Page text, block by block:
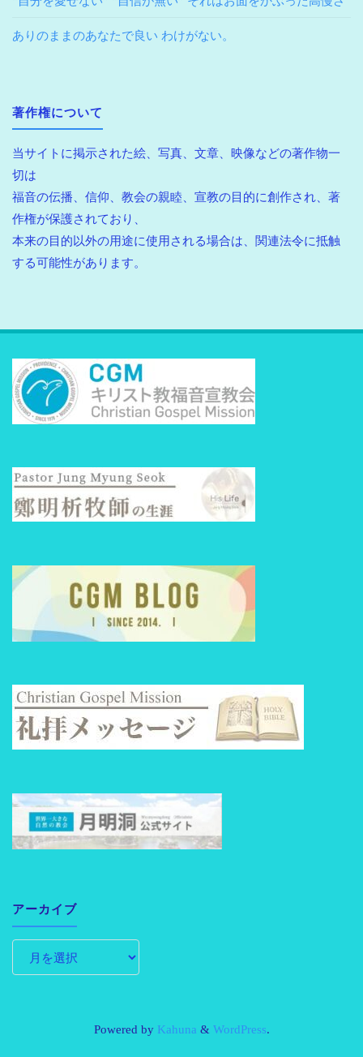
ありのままのあなたで良い わけがない。
著作権について
当サイトに掲示された絵、写真、文章、映像などの著作物一
切は
福音の伝播、信仰、教会の親睦、宣教の目的に創作され、著
作権が保護されており、
本来の目的以外の用途に使用される場合は、関連法令に抵触
する可能性があります。
アーカイブ
Powered byKahuna & WordPress.